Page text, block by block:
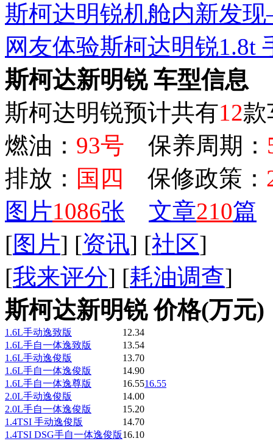
斯柯达明锐机舱内新发
网友体验斯柯达明锐1.8t
斯柯达新明锐 车型信息
斯柯达明锐预计共有12
燃油： 93号 保养周期：
排放： 国四 保修政策：
图片1086张 文章210篇
[图片] [资讯] [社区]
[我来评分] [耗油调查]
斯柯达新明锐 价格(万元)
1.6L手动逸致版
12.34
1.6L手自一体逸致版
13.54
1.6L手动逸俊版
13.70
1.6L手自一体逸俊版
14.90
1.6L手自一体逸尊版
16.5516.55
2.0L手动逸俊版
14.00
2.0L手自一体逸俊版
15.20
1.4TSI 手动逸俊版
14.70
1.4TSI DSG手自一体逸俊版16.10